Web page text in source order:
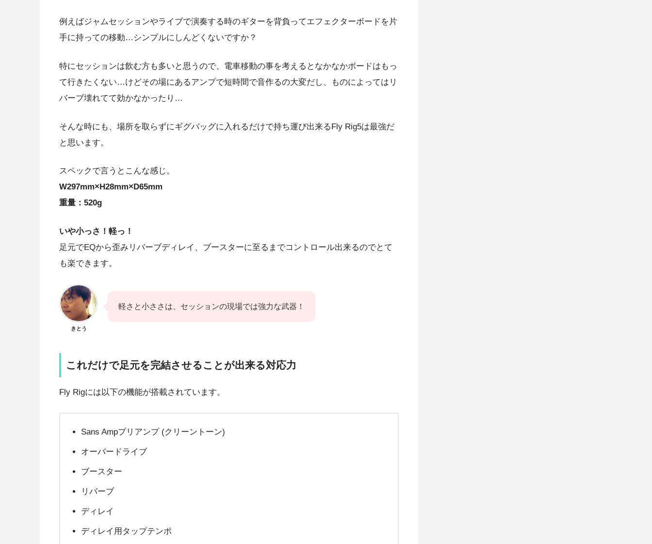
例えばジャムセッションやライブで演奏する時のギターを背負ってエフェクターボードを片
手に持っての移動…シンプルにしんどくないですか？
特にセッションは飲む方も多いと思うので、電車移動の事を考えるとなかなかボードはもっ
て行きたくない…けどその場にあるアンプで短時間で音作るの大変だし、ものによってはリ
バーブ壊れてて効かなかったり…
そんな時にも、場所を取らずにギグバッグに入れるだけで持ち運び出来るFly Rig5は最強だ
と思います。
スペックで言うとこんな感じ。
W297mm×H28mm×D65mm
重量：520g
いや小っさ！軽っ！
足元でEQから歪みリバーブディレイ、ブースターに至るまでコントロール出来るのでとて
も楽できます。
きとう
軽さと小ささは、セッションの現場では強力な武器！
これだけで足元を完結させることが出来る対応力
Fly Rigには以下の機能が搭載されています。
Sans Ampプリアンプ (クリーントーン)
オーバードライブ
ブースター
リバーブ
ディレイ
ディレイ用タップテンポ